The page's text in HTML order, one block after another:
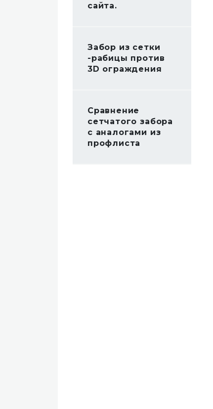
сайта.
Забор из сетки
-рабицы против
3D ограждения
Сравнение
сетчатого забора
с аналогами из
профлиста